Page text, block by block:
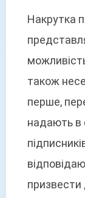
Накрутка
також
перше,
надають в
призвести